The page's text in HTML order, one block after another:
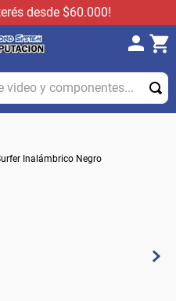
desde $60.000!
y componentes...
Inalámbrico Negro